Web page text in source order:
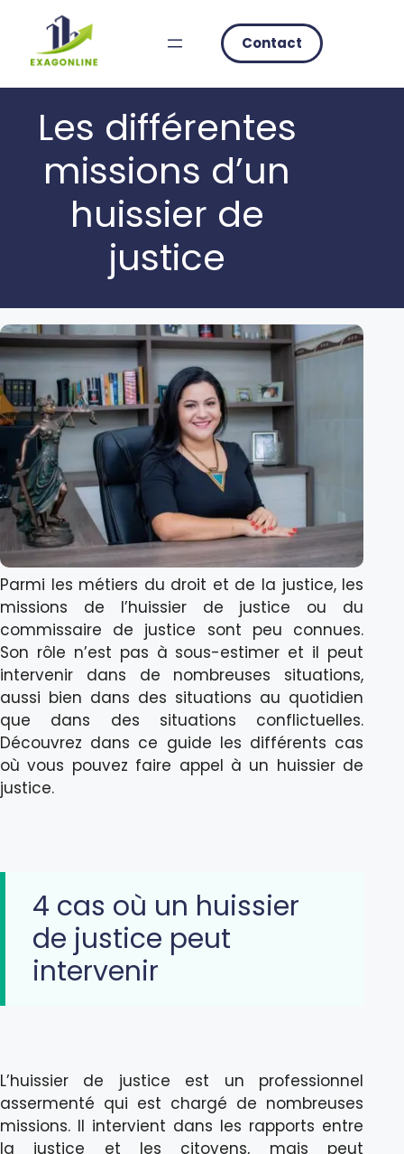
content
Contact
Les différentes
missions d’un
huissier de
justice
Parmi les métiers du droit et de la justice, les
missions de l’huissier de justice ou du
commissaire de justice sont peu connues.
Son rôle n’est pas à sous-estimer et il peut
intervenir dans de nombreuses situations,
aussi bien dans des situations au quotidien
que dans des situations conflictuelles.
Découvrez dans ce guide les différents cas
où vous pouvez faire appel à un huissier de
justice.
4 cas où un huissier
de justice peut
intervenir
L’huissier de justice est un professionnel
assermenté qui est chargé de nombreuses
missions. Il intervient dans les rapports entre
la justice et les citoyens, mais peut